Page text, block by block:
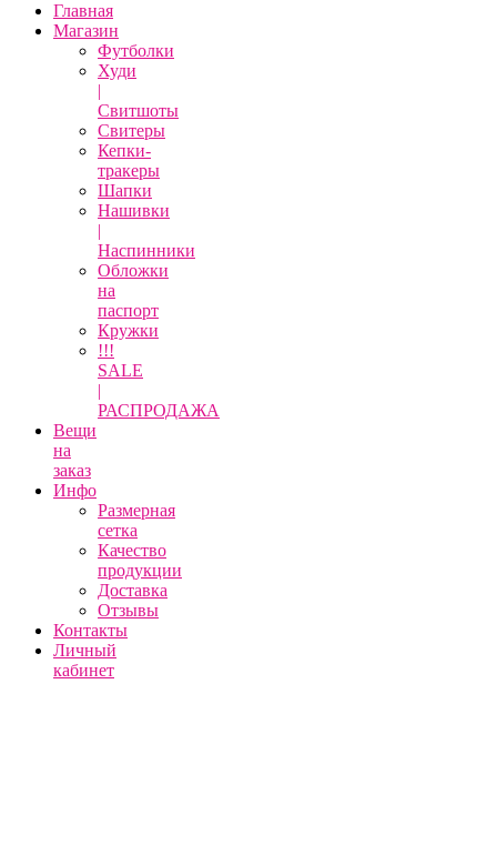
Главная
Магазин
Футболки
Худи
|
Свитшоты
Свитеры
Кепки-
тракеры
Шапки
Нашивки
|
Наспинники
Обложки
на
паспорт
Кружки
!!!
SALE
|
РАСПРОДАЖА
Вещи
на
заказ
Инфо
Размерная
сетка
Качество
продукции
Доставка
Отзывы
Контакты
Личный
кабинет